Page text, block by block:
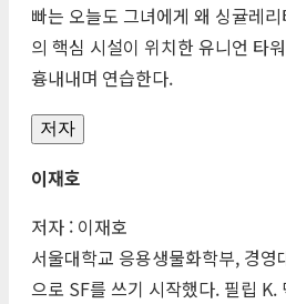
빠는 오늘도 그녀에게 왜 싱귤레
의 핵심 시설이 위치한 유니언 타
흉내내며 연습한다.
저자
이재호
저자 : 이재호
서울대학교 응용생물화학부, 경영
으로 SF를 쓰기 시작했다. 필립